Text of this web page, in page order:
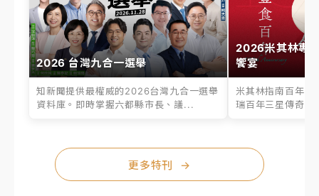
2026 台灣九合一選舉
知新聞提供最權威的2026台灣九合一選舉
資料庫。即時掌握六都縣市長、議...
2026米其林專
饗宴
米其林指南百年之
瑞百年三星傳奇、
更多特刊 →